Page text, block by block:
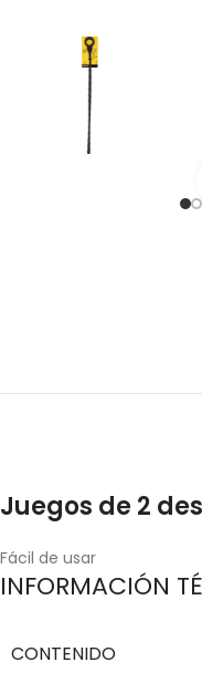
Juegos de 2
Fácil de usar
INFORMACIÓN
CONTENIDO